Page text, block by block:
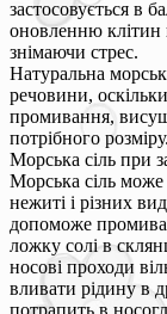
застосовується в
оновленню клітин
знімаючи стрес.
Натуральна
речовини,
промивання,
потрібного розміру.
Морська сіль при
Морська сіль
нежиті і різних
допоможе
ложку солі в
носові проходи
вливати рідину в
потрапить в